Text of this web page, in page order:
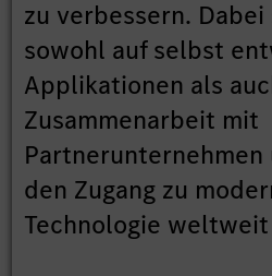
zu verbessern.
sowohl auf selbst
Applikationen als
Zusammenarbeit mit
den Zugang zu
Technologie